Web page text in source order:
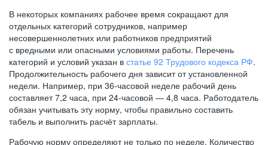
В некоторых компаниях рабочее время сокращают для
отдельных категорий сотрудников, например
несовершеннолетних или работников предприятий
с вредными или опасными условиями работы. Перечень
категорий и условий указан в статье 92 Трудового кодекса РФ.
Продолжительность рабочего дня зависит от установленной
недели. Например, при 36-часовой неделе рабочий день
составляет 7,2 часа, при 24-часовой — 4,8 часа. Работодатель
обязан учитывать эту норму, чтобы правильно составить
табель и выполнить расчёт зарплаты.
Рабочую норму определяют не только по неделе. Количество